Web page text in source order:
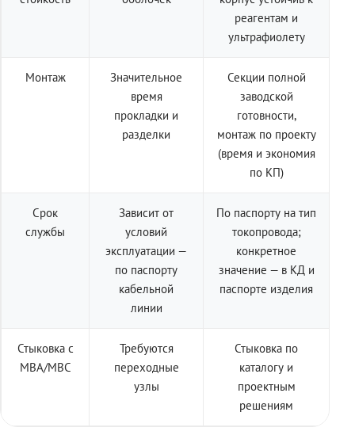
реагентам и
ультрафиолету
Монтаж
Значительное
время
прокладки и
разделки
Секции полной
заводской
готовности,
монтаж по проекту
(время и экономия
по КП)
Срок
службы
Зависит от
условий
эксплуатации —
по паспорту
кабельной
линии
По паспорту на тип
токопровода;
конкретное
значение — в КД и
паспорте изделия
Стыковка с
МВА/МВС
Требуются
переходные
узлы
Стыковка по
каталогу и
проектным
решениям